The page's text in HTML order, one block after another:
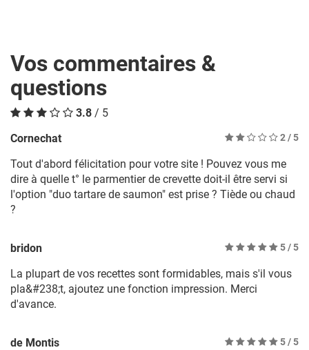
Vos commentaires &
questions
3.8 / 5
Cornechat
2/ 5
Tout d'abord félicitation pour votre site ! Pouvez vous me
dire à quelle t° le parmentier de crevette doit-il être servi si
l'option "duo tartare de saumon" est prise ? Tiède ou chaud
?
bridon 5/ 5
La plupart de vos recettes sont formidables, mais s'il vous
pla&#238;t, ajoutez une fonction impression. Merci
d'avance.
de Montis 5/ 5